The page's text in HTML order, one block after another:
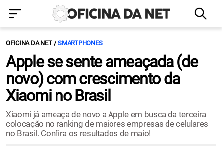
OFICINA DA NET SMARTPHONES
Apple se sente ameaçada (de
novo) com crescimento da
Xiaomi no Brasil
Xiaomi já ameaça de novo a Apple em busca da terceira
colocação no ranking de maiores empresas de celulares
no Brasil. Confira os resultados de maio!